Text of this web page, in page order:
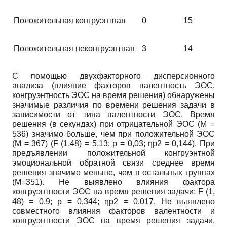
Положительная конгруэнтная 0 15
Положительная неконгруэнтная 3 14
C помощью двухфакторного дисперсионного
анализа (влияние факторов валентность ЭОС,
конгруэнтность ЭОС на время решения) обнаружены
значимые различия по времени решения задачи в
зависимости от типа валентности ЭОС. Время
решения (в секундах) при отрицательной ЭОС (M =
536) значимо больше, чем при положительной ЭОС
(M = 367) (F (1,48) = 5,13; p = 0,03; ηp2 = 0,144). При
предъявлении положительной конгруэнтной
эмоциональной обратной связи среднее время
решения значимо меньше, чем в остальных группах
(М=351). Не выявлено влияния фактора
конгруэнтности ЭОС на время решения задачи: F (1,
48) = 0,9; p = 0,344; ηp2 = 0,017. Не выявлено
совместного влияния факторов валентности и
конгруэнтности ЭОС на время решения задачи,